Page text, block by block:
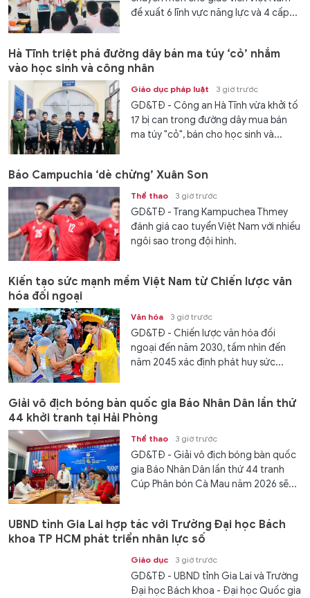
đề xuất 6 lĩnh vực năng lực và 4 cấp...
Hà Tĩnh triệt phá đường dây bán ma túy ‘cỏ’ nhắm
vào học sinh và công nhân
Giáo dục pháp luật 3 giờ trước
GD&TĐ - Công an Hà Tĩnh vừa khởi tố
17 bị can trong đường dây mua bán
ma túy "cỏ", bán cho học sinh và...
Báo Campuchia ‘dè chừng’ Xuân Son
Thể thao 3 giờ trước
GD&TĐ - Trang Kampuchea Thmey
đánh giá cao tuyển Việt Nam với nhiều
ngôi sao trong đội hình.
Kiến tạo sức mạnh mềm Việt Nam từ Chiến lược văn
hóa đối ngoại
Văn hóa 3 giờ trước
GD&TĐ - Chiến lược văn hóa đối
ngoại đến năm 2030, tầm nhìn đến
năm 2045 xác định phát huy sức...
Giải vô địch bóng bàn quốc gia Báo Nhân Dân lần thứ
44 khởi tranh tại Hải Phòng
Thể thao 3 giờ trước
GD&TĐ - Giải vô địch bóng bàn quốc
gia Báo Nhân Dân lần thứ 44 tranh
Cúp Phân bón Cà Mau năm 2026 sẽ...
UBND tỉnh Gia Lai hợp tác với Trường Đại học Bách
khoa TP HCM phát triển nhân lực số
Giáo dục 3 giờ trước
GD&TĐ - UBND tỉnh Gia Lai và Trường
Đại học Bách khoa - Đại học Quốc gia